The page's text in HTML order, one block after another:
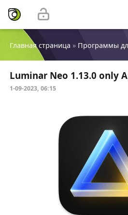
Главная страница » Программы
Luminar Neo 1.13.0 only
1-09-2023, 06:15